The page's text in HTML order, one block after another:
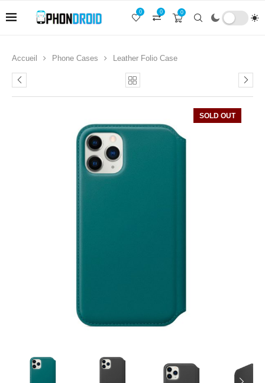
0
0
0
Accueil Phone Cases Leather Folio Case
SOLD OUT